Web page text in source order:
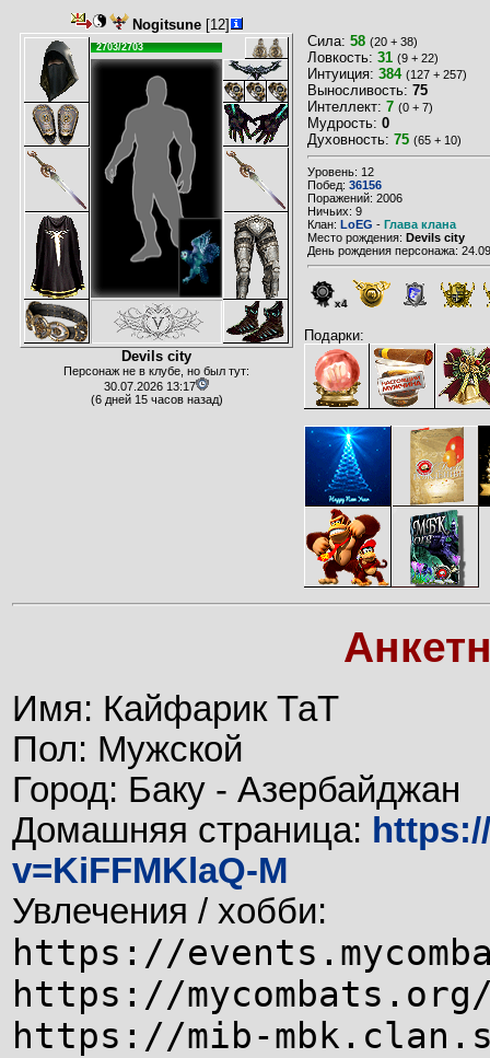
Nogitsune[12]
2703/2703
Devils city
Персонаж не в клубе, но был тут:
30.07.2026 13:17
(6 дней 15 часов назад)
Сила: 58 (20 + 38)
Ловкость: 31 (9 + 22)
Интуиция: 384 (127 + 257)
Выносливость: 75
Интеллект: 7 (0 + 7)
Мудрость: 0
Духовность: 75 (65 + 10)
Уровень: 12
Побед: 36156
Поражений: 2006
Ничьих: 9
Клан: LoEG - Глава клана
Место рождения: Devils city
День рождения персонажа:
x4
Подарки:
Имя: Кайфарик ТаТ
Пол: Мужской
Город: Баку - Азербайджан
Домашняя страница:
v=KiFFMKlaQ-M
Увлечения / хобби:
https://
https://
https://mib-